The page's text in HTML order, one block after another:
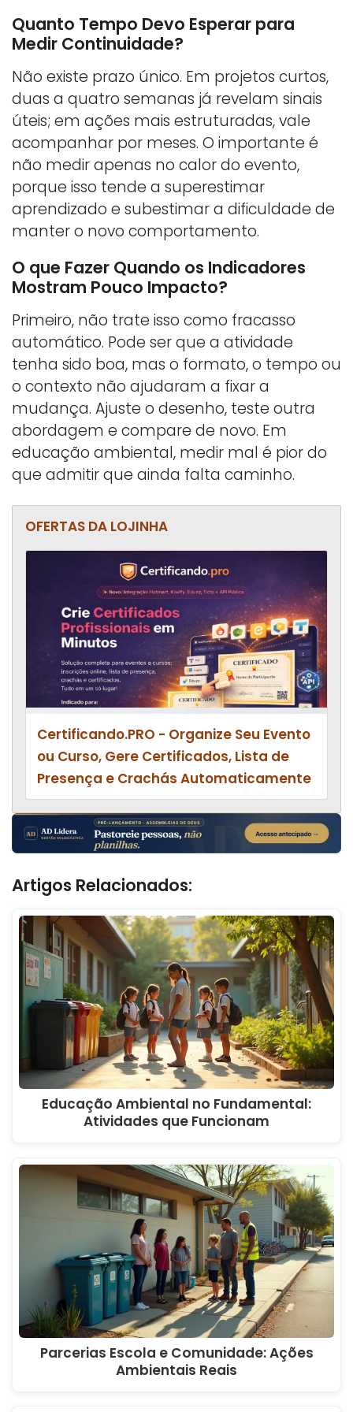
Quanto Tempo Devo Esperar para
Medir Continuidade?
Não existe prazo único. Em projetos curtos,
duas a quatro semanas já revelam sinais
úteis; em ações mais estruturadas, vale
acompanhar por meses. O importante é
não medir apenas no calor do evento,
porque isso tende a superestimar
aprendizado e subestimar a dificuldade de
manter o novo comportamento.
O que Fazer Quando os Indicadores
Mostram Pouco Impacto?
Primeiro, não trate isso como fracasso
automático. Pode ser que a atividade
tenha sido boa, mas o formato, o tempo ou
o contexto não ajudaram a fixar a
mudança. Ajuste o desenho, teste outra
abordagem e compare de novo. Em
educação ambiental, medir mal é pior do
que admitir que ainda falta caminho.
OFERTAS DA LOJINHA
Certificando.PRO - Organize Seu Evento
ou Curso, Gere Certificados, Lista de
Presença e Crachás Automaticamente
Artigos Relacionados:
Educação Ambiental no Fundamental:
Atividades que Funcionam
Parcerias Escola e Comunidade: Ações
Ambientais Reais